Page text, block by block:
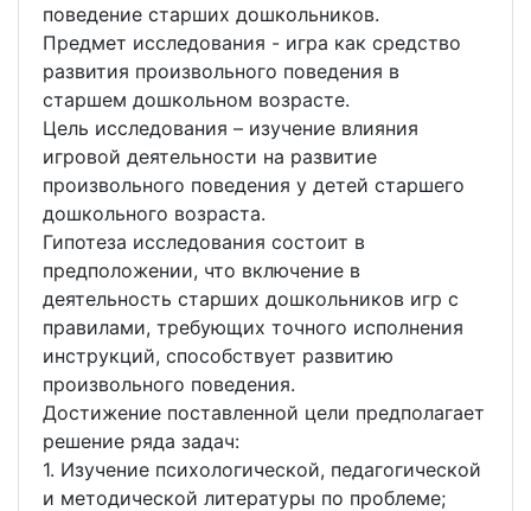
поведение старших дошкольников.
Предмет исследования - игра как средство
развития произвольного поведения в
старшем дошкольном возрасте.
Цель исследования – изучение влияния
игровой деятельности на развитие
произвольного поведения у детей старшего
дошкольного возраста.
Гипотеза исследования состоит в
предположении, что включение в
деятельность старших дошкольников игр с
правилами, требующих точного исполнения
инструкций, способствует развитию
произвольного поведения.
Достижение поставленной цели предполагает
решение ряда задач:
1. Изучение психологической, педагогической
и методической литературы по проблеме;